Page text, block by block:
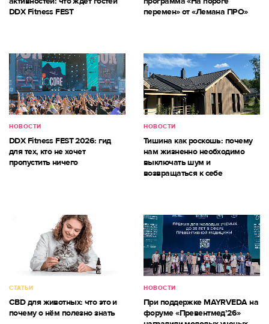
DDX Fitness FEST
перемен» от «Лемана ПРО»
НОВОСТИ
DDX Fitness FEST 2026: гид
для тех, кто не хочет
пропустить ничего
НОВОСТИ
Тишина как роскошь: почему
нам жизненно необходимо
выключать шум и
возвращаться к себе
СТАТЬИ
CBD для животных: что это и
почему о нём полезно знать
НОВОСТИ
При поддержке MAYRVEDA на
форуме «Превентмед’26»